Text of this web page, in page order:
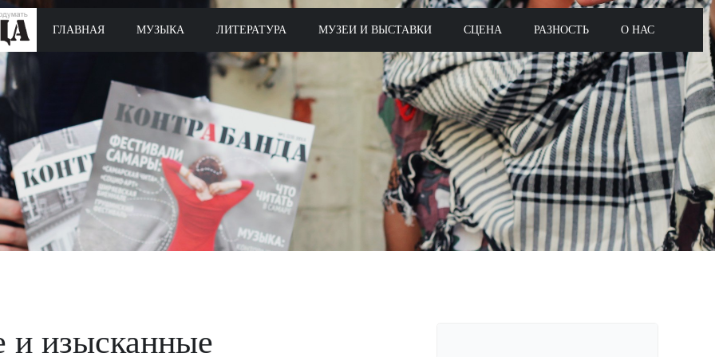
ГЛАВНАЯ МУЗЫКА ЛИТЕРАТУРА МУЗЕИ И ВЫСТАВКИ СЦЕНА РАЗНОСТЬ О НАС
и изысканные